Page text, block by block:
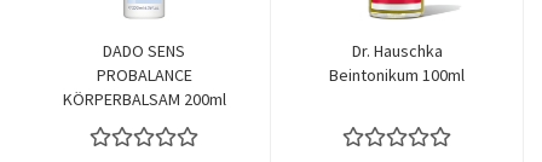
DADO SENS
PROBALANCE
KÖRPERBALSAM 200ml
Dr. Hauschka
Beintonikum 100ml